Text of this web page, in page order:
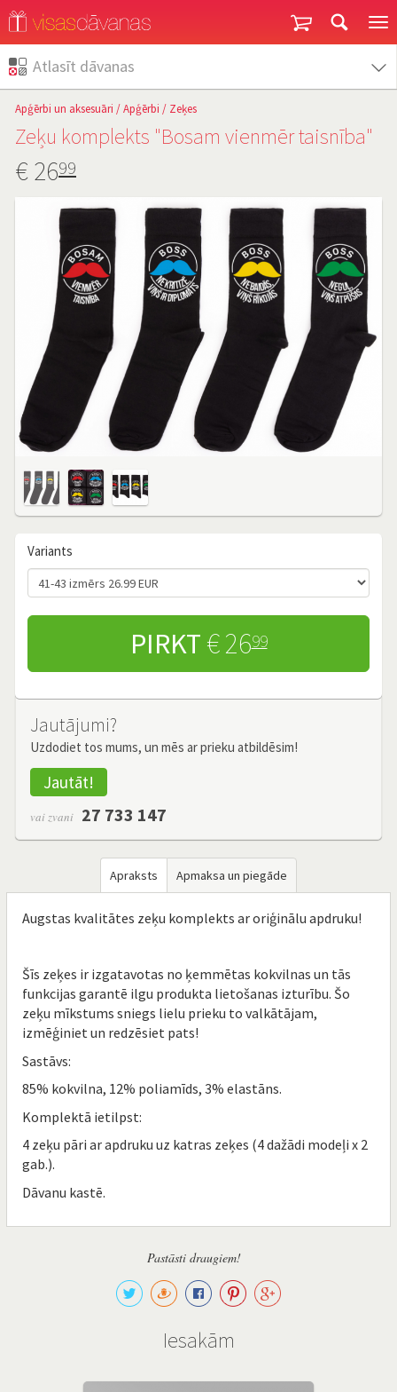
Atlasīt dāvanas
Apģērbi un aksesuāri /Apģērbi / Zeķes
Zeķu komplekts "Bosam vienmēr taisnība"
€2699
Variants
PIRKT € 2699
Jautājumi?
Uzdodiet tos mums, un mēs ar prieku atbildēsim!
Jautāt!
vai zvani 27 733 147
Apraksts Apmaksa un piegāde
Augstas kvalitātes zeķu komplekts ar oriģinālu apdruku!
Šīs zeķes ir izgatavotas no ķemmētas kokvilnas un tās
funkcijas garantē ilgu produkta lietošanas izturību. Šo
zeķu mīkstums sniegs lielu prieku to valkātājam,
izmēģiniet un redzēsiet pats!
Sastāvs:
85% kokvilna, 12% poliamīds, 3% elastāns.
Komplektā ietilpst:
4 zeķu pāri ar apdruku uz katras zeķes (4 dažādi modeļi x 2
gab.).
Dāvanu kastē.
Pastāsti draugiem!
Iesakām